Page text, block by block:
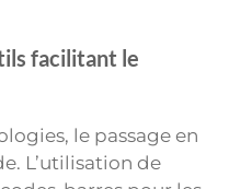
facilitant le
le passage en
L’utilisation de